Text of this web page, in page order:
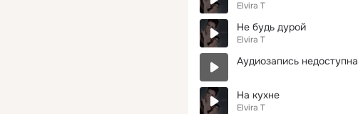
Elvira T
Не будь дурой
Elvira T
Аудиозапись недоступна
На кухне
Elvira T